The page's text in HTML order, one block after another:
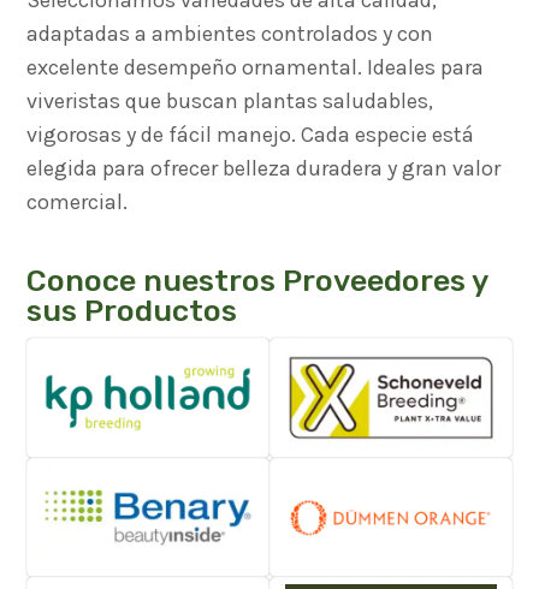
adaptadas a ambientes controlados y con
excelente desempeño ornamental. Ideales para
viveristas que buscan plantas saludables,
vigorosas y de fácil manejo. Cada especie está
elegida para ofrecer belleza duradera y gran valor
comercial.
Conoce nuestros Proveedores y
sus Productos